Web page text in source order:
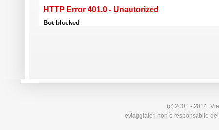
(c) 2001 - 2014.
eviaggiatori non è responsabile